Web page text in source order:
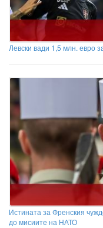
Левски вади 1,5 млн. евро
Истината за Френския
до мисиите на НАТО